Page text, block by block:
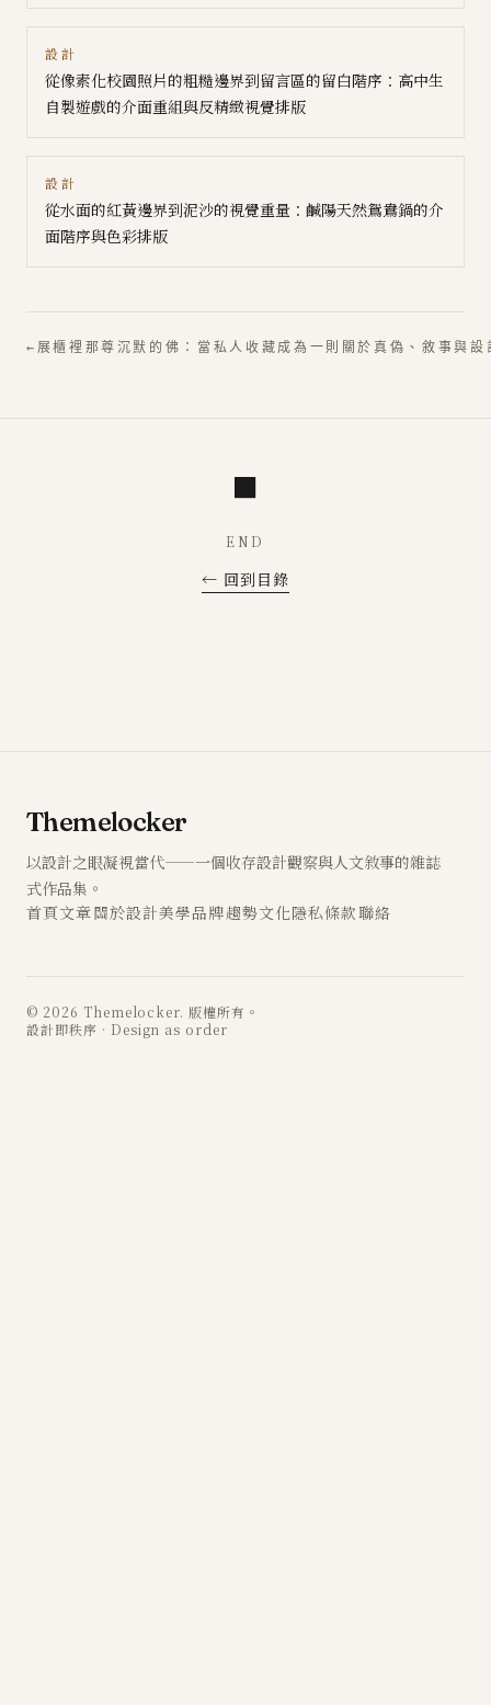
設計
從像素化校園照片的粗糙邊界到留言區的留白階序：高中生
自製遊戲的介面重組與反精緻視覺排版
設計
從水面的紅黃邊界到泥沙的視覺重量：鹹陽天然鴛鴦鍋的介
面階序與色彩排版
← 展櫃裡那尊沉默的佛：當私人收藏成為一則關於真偽、敘事與
END
← 回到目錄
Themelocker
以設計之眼凝視當代——一個收存設計觀察與人文敘事的雜誌
式作品集。
首頁文章關於設計美學品牌趨勢文化隱私條款聯絡
© 2026 Themelocker. 版權所有。
設計即秩序 · Design as order